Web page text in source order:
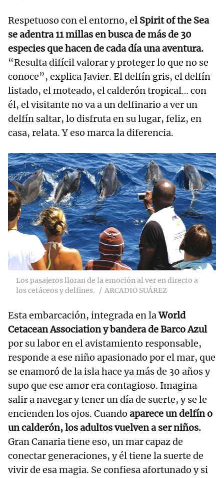
Respetuoso con el entorno, el Spirit of the Sea
se adentra 11 millas en busca de más de 30
especies que hacen de cada día una aventura.
“Resulta difícil valorar y proteger lo que no se
conoce”, explica Javier. El delfín gris, el delfín
listado, el moteado, el calderón tropical… con
él, el visitante no va a un delfinario a ver un
delfín saltar, lo disfruta en su lugar, feliz, en
casa, relata. Y eso marca la diferencia.
Los pasajeros lloran de la emoción al ver en directo a
los cetáceos y delfines.
ARCADIO SUÁREZ
Esta embarcación, integrada en laWorld
Cetacean Association y bandera de Barco Azul
por su labor en el avistamiento responsable,
responde a ese niño apasionado por el mar, que
se enamoró de la isla hace ya más de 30 años y
supo que ese amor era contagioso. Imagina
salir a navegar y tener un día de suerte, y se le
encienden los ojos. Cuando aparece un delfín o
un calderón, los adultos vuelven a ser niños.
Gran Canaria tiene eso, un mar capaz de
conectar generaciones, y él tiene la suerte de
vivir de esa magia. Se confiesa afortunado y si